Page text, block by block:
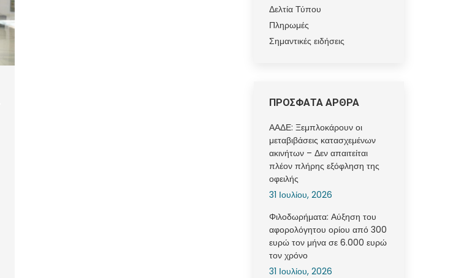
Δελτία Τύπου
Πληρωμές
Σημαντικές ειδήσεις
ΠΡΟΣΦΑΤΑ ΑΡΘΡΑ
ΑΑΔΕ: Ξεμπλοκάρουν οι
μεταβιβάσεις κατασχεμένων
ακινήτων – Δεν απαιτείται
πλέον πλήρης εξόφληση της
οφειλής
31 Ιουλίου, 2026
Φιλοδωρήματα: Αύξηση του
αφορολόγητου ορίου από 300
ευρώ τον μήνα σε 6.000 ευρώ
τον χρόνο
31 Ιουλίου, 2026